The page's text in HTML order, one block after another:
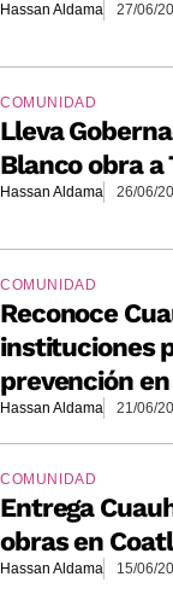
Hassan Aldama 27/06/
COMUNIDAD
Lleva
Blanco obra a
Hassan Aldama 26/06/
COMUNIDAD
Reconoce
instituciones
prevención
Hassan Aldama 21/06/
COMUNIDAD
Entrega
obras en
Hassan Aldama 15/06/